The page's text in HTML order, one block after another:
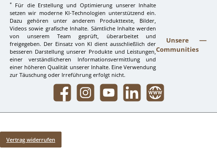
*
Für die Erstellung und Optimierung unserer Inhalte
setzen wir moderne KI-Technologien unterstützend ein.
Dazu gehören unter anderem Produkttexte, Bilder,
Videos sowie grafische Inhalte. Sämtliche Inhalte werden
von unserem Team geprüft, überarbeitet und
freigegeben. Der Einsatz von KI dient ausschließlich der
besseren Darstellung unserer Produkte und Leistungen,
einer verständlicheren Informationsvermittlung und
einer höheren Qualität unserer Inhalte. Eine Verwendung
zur Täuschung oder Irreführung erfolgt nicht.
Unsere
Communities
Facebook InstagramYouTube LinkedIn Website
Vertrag widerrufen